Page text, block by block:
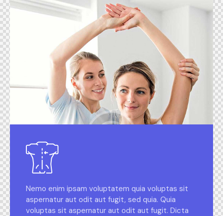
Nemo enim ipsam voluptatem quia voluptas sit
aspernatur aut odit aut fugit, sed quia. Quia
voluptas sit aspernatur aut odit aut fugit. Dicta